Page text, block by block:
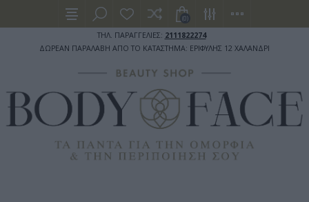
ΤΗΛ. ΠΑΡΑΓΓΕΛΙΕΣ: 2111822274
ΔΩΡΕΑΝ ΠΑΡΑΛΑΒΗ ΑΠΟ ΤΟ ΚΑΤΑΣΤΗΜΑ: ΕΡΙΦΥΛΗΣ 12 ΧΑΛΑΝΔΡΙ
(0)